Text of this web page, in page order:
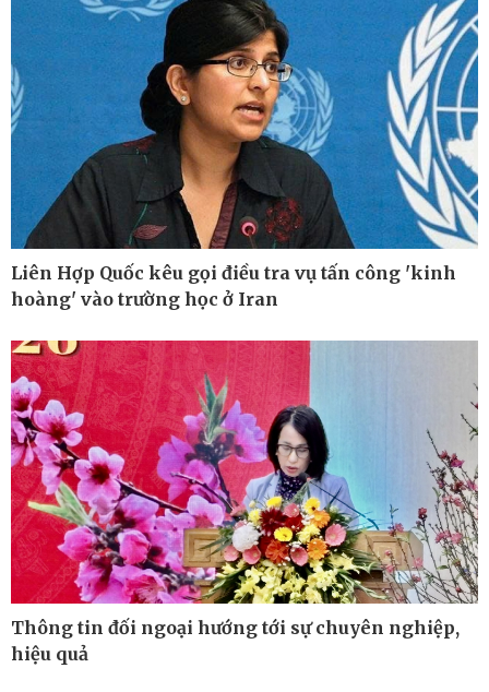
E-Magazine
Infographic
Kinh tế
Bất động sản
Khởi nghiệp
Thị trường
Giá vàng
Tiêu dùng
Tỷ giá
Chứng khoán
Giá cà phê
Liên Hợp Quốc kêu gọi điều tra vụ tấn công 'kinh
hoàng' vào trường học ở Iran
Thông tin đối ngoại hướng tới sự chuyên nghiệp,
hiệu quả